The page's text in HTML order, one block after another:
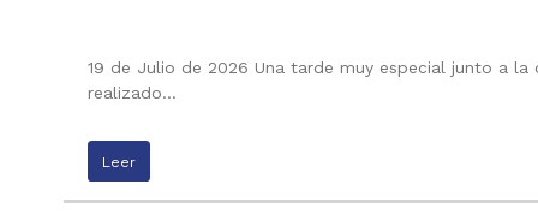
19 de Julio de 2026 Una tarde muy especial junto a
realizado…
Leer